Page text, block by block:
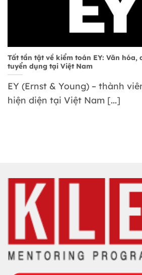
Tất tần tật về kiểm toán EY: Văn hóa,
tuyển dụng tại Việt Nam
EY (Ernst & Young) – thành
hiện diện tại Việt Nam [...]